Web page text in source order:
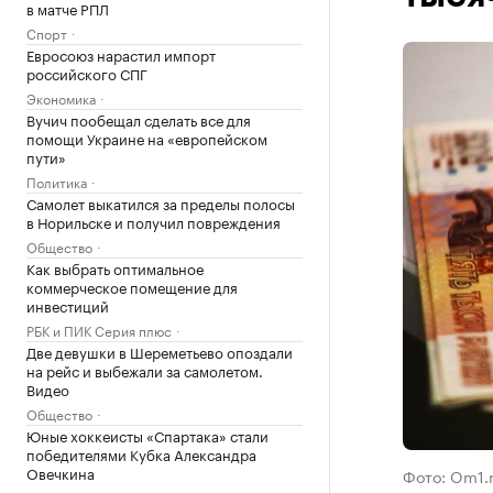
в матче РПЛ
Спорт
Евросоюз нарастил импорт
российского СПГ
Экономика
Вучич пообещал сделать все для
помощи Украине на «европейском
пути»
Политика
Самолет выкатился за пределы полосы
в Норильске и получил повреждения
Общество
Как выбрать оптимальное
коммерческое помещение для
инвестиций
РБК и ПИК Серия плюс
Две девушки в Шереметьево опоздали
на рейс и выбежали за самолетом.
Видео
Общество
Юные хоккеисты «Спартака» стали
победителями Кубка Александра
Овечкина
Фото: